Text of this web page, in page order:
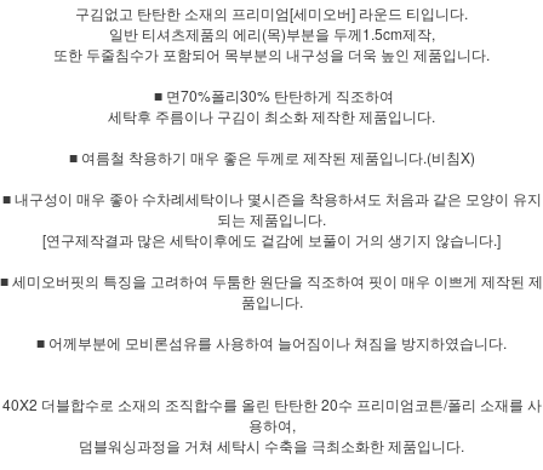
구김없고 탄탄한 소재의 프리미엄[세미오버] 라운드 티입니다.
일반 티셔츠제품의 에리(목)부분을 두께1.5cm제작,
또한 두줄침수가 포함되어 목부분의 내구성을 더욱 높인 제품입니다.
■ 면70%폴리30% 탄탄하게 직조하여
세탁후 주름이나 구김이 최소화 제작한 제품입니다.
■ 여름철 착용하기 매우 좋은 두께로 제작된 제품입니다.(비침X)
■ 내구성이 매우 좋아 수차례세탁이나 몇시즌을 착용하셔도 처음과 같은 모양이 유지
되는 제품입니다.
[연구제작결과 많은 세탁이후에도 겉감에 보풀이 거의 생기지 않습니다.]
■ 세미오버핏의 특징을 고려하여 두툼한 원단을 직조하여 핏이 매우 이쁘게 제작된 제
품입니다.
■ 어께부분에 모비론섬유를 사용하여 늘어짐이나 쳐짐을 방지하였습니다.
40X2 더블합수로 소재의 조직합수를 올린 탄탄한 20수 프리미엄코튼/폴리 소재를 사
용하여,
덤블워싱과정을 거쳐 세탁시 수축을 극최소화한 제품입니다.